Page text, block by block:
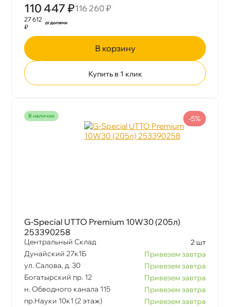
110 447 ₽116 260 ₽
27 612
₽
корзину
Купить в 1 клик
наличии
G-Special UTTO Premium 10W30 (205л)
253390258
Центральный Склад
2 шт
Дунайский 27к1Б
Привезем завтра
ул. Салова, д. 30
Привезем завтра
Богатырский пр. 12
Привезем завтра
н. Обводного канала 115
Привезем завтра
пр.Науки 10к1 (2 этаж)
Привезем завтра
-5%